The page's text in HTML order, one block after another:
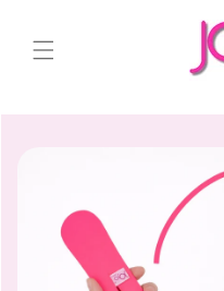
ai contenuti